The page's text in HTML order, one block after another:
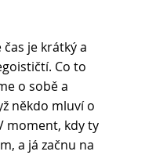
je krátký a
Co to
o sobě a
někdo mluví o
moment, kdy ty
a já začnu na